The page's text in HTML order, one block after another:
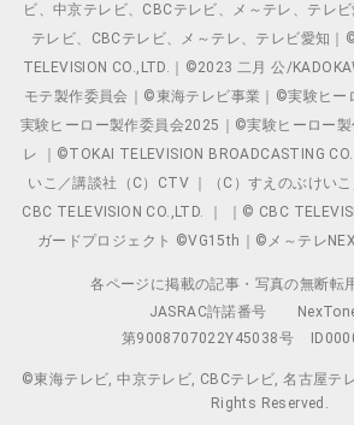
ビ、中京テレビ、CBCテレビ、メ～テレ、テレ
テレビ、CBCテレビ、メ～テレ、テレビ愛知
TELEVISION CO.,LTD.｜©2023 二月 公/
モテ製作委員会｜©東海テレビ事業｜©実験ヒ
実験ヒーロー製作委員会2025｜©実験ヒーロー
レ ｜©TOKAI TELEVISION BROADCASTING
いこ／講談社（C）CTV ｜（C）すえのぶけい
CBC TELEVISION CO.,LTD. ｜ ｜© CBC
ガードプロジェクト ©VG15th｜©メ～テレ
各ページに掲載の記事・写真の無断転
JASRAC許諾番号
第9008707022Y45038号
©東海テレビ, 中京テレビ, CBCテレビ, 名古屋テ
Rights Reserved.